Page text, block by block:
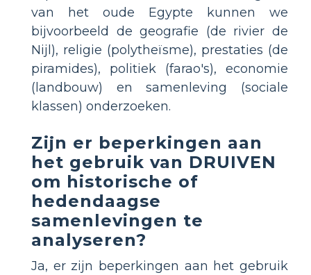
van het oude Egypte kunnen we
bijvoorbeeld de geografie (de rivier de
Nijl), religie (polytheïsme), prestaties (de
piramides), politiek (farao's), economie
(landbouw) en samenleving (sociale
klassen) onderzoeken.
Zijn er beperkingen aan
het gebruik van DRUIVEN
om historische of
hedendaagse
samenlevingen te
analyseren?
Ja, er zijn beperkingen aan het gebruik